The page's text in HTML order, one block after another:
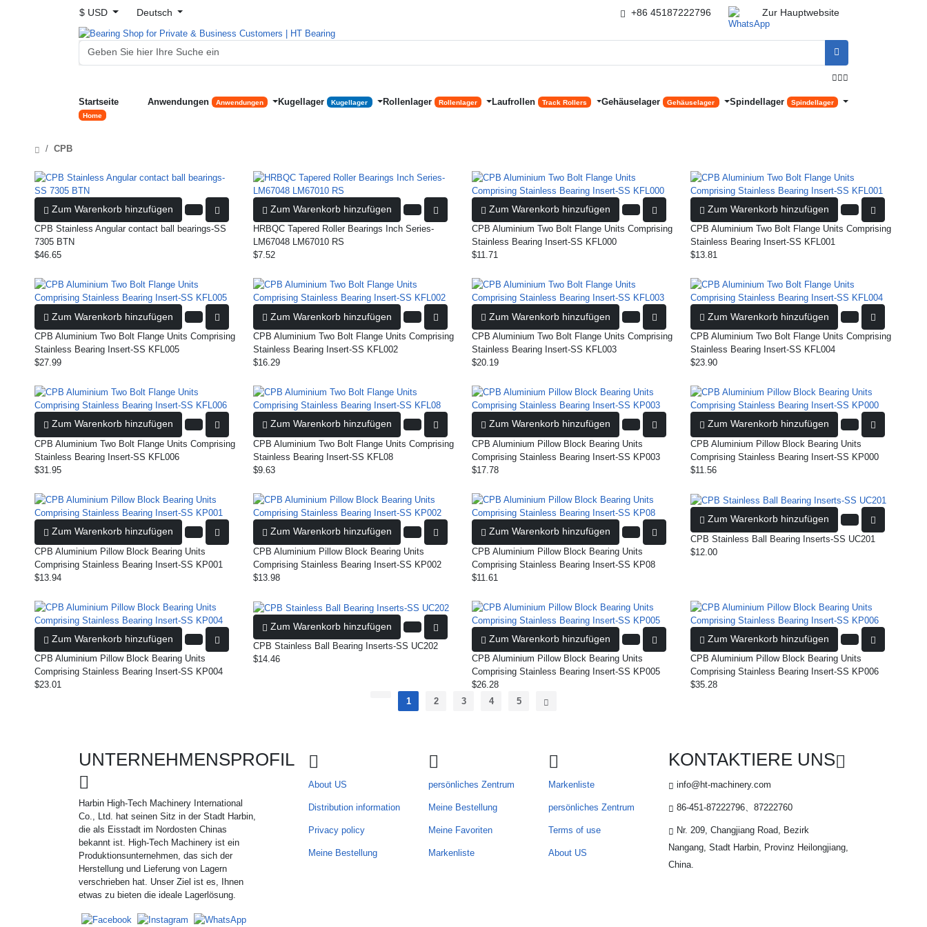
$ USD Deutsch +86 45187222796 Zur Hauptwebsite


Startseite
Home
Anwendungen Anwendungen Kugellager Kugellager Rollenlager Rollenlager Laufrollen Track Rollers Gehäuselager Gehäuselager Spindellager Spindellager
CPB
Zum Warenkorb hinzufügen
CPB Stainless Angular contact ball bearings-SS
7305 BTN
$46.65
Zum Warenkorb hinzufügen
HRBQC Tapered Roller Bearings Inch Series-
LM67048 LM67010 RS
$7.52
Zum Warenkorb hinzufügen
CPB Aluminium Two Bolt Flange Units Comprising
Stainless Bearing Insert-SS KFL000
$11.71
Zum Warenkorb hinzufügen
CPB Aluminium Two Bolt Flange Units Comprising
Stainless Bearing Insert-SS KFL001
$13.81
Zum Warenkorb hinzufügen
CPB Aluminium Two Bolt Flange Units Comprising
Stainless Bearing Insert-SS KFL005
$27.99
Zum Warenkorb hinzufügen
CPB Aluminium Two Bolt Flange Units Comprising
Stainless Bearing Insert-SS KFL002
$16.29
Zum Warenkorb hinzufügen
CPB Aluminium Two Bolt Flange Units Comprising
Stainless Bearing Insert-SS KFL003
$20.19
Zum Warenkorb hinzufügen
CPB Aluminium Two Bolt Flange Units Comprising
Stainless Bearing Insert-SS KFL004
$23.90
Zum Warenkorb hinzufügen
CPB Aluminium Two Bolt Flange Units Comprising
Stainless Bearing Insert-SS KFL006
$31.95
Zum Warenkorb hinzufügen
CPB Aluminium Two Bolt Flange Units Comprising
Stainless Bearing Insert-SS KFL08
$9.63
Zum Warenkorb hinzufügen
CPB Aluminium Pillow Block Bearing Units
Comprising Stainless Bearing Insert-SS KP003
$17.78
Zum Warenkorb hinzufügen
CPB Aluminium Pillow Block Bearing Units
Comprising Stainless Bearing Insert-SS KP000
$11.56
Zum Warenkorb hinzufügen
CPB Aluminium Pillow Block Bearing Units
Comprising Stainless Bearing Insert-SS KP001
$13.94
Zum Warenkorb hinzufügen
CPB Aluminium Pillow Block Bearing Units
Comprising Stainless Bearing Insert-SS KP002
$13.98
Zum Warenkorb hinzufügen
CPB Aluminium Pillow Block Bearing Units
Comprising Stainless Bearing Insert-SS KP08
$11.61
Zum Warenkorb hinzufügen
CPB Stainless Ball Bearing Inserts-SS UC201
$12.00
Zum Warenkorb hinzufügen
CPB Aluminium Pillow Block Bearing Units
Comprising Stainless Bearing Insert-SS KP004
$23.01
Zum Warenkorb hinzufügen
CPB Stainless Ball Bearing Inserts-SS UC202
$14.46
Zum Warenkorb hinzufügen
CPB Aluminium Pillow Block Bearing Units
Comprising Stainless Bearing Insert-SS KP005
$26.28
Zum Warenkorb hinzufügen
CPB Aluminium Pillow Block Bearing Units
Comprising Stainless Bearing Insert-SS KP006
$35.28
1
2 3 4 5
UNTERNEHMENSPROFIL
Harbin High-Tech Machinery International
Co., Ltd. hat seinen Sitz in der Stadt Harbin,
die als Eisstadt im Nordosten Chinas
bekannt ist. High-Tech Machinery ist ein
Produktionsunternehmen, das sich der
Herstellung und Lieferung von Lagern
verschrieben hat. Unser Ziel ist es, Ihnen
etwas zu bieten die ideale Lagerlösung.
About US
Distribution information
Privacy policy
Meine Bestellung
persönliches Zentrum
Meine Bestellung
Meine Favoriten
Markenliste
Markenliste
persönliches Zentrum
Terms of use
About US
KONTAKTIERE UNS
info@ht-machinery.com
86-451-87222796、87222760
Nr. 209, Changjiang Road, Bezirk
Nangang, Stadt Harbin, Provinz Heilongjiang,
China.